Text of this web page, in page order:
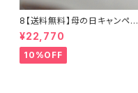
8【送料無料】母の日キャンペー
ン 淡水真珠とサファイアのネッ
クレス14KGF / TWINKLE
¥22,770
10%OFF